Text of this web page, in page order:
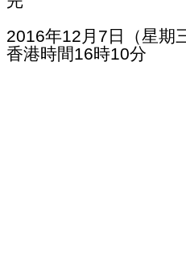
2016年12月7日（星期
香港時間16時10分